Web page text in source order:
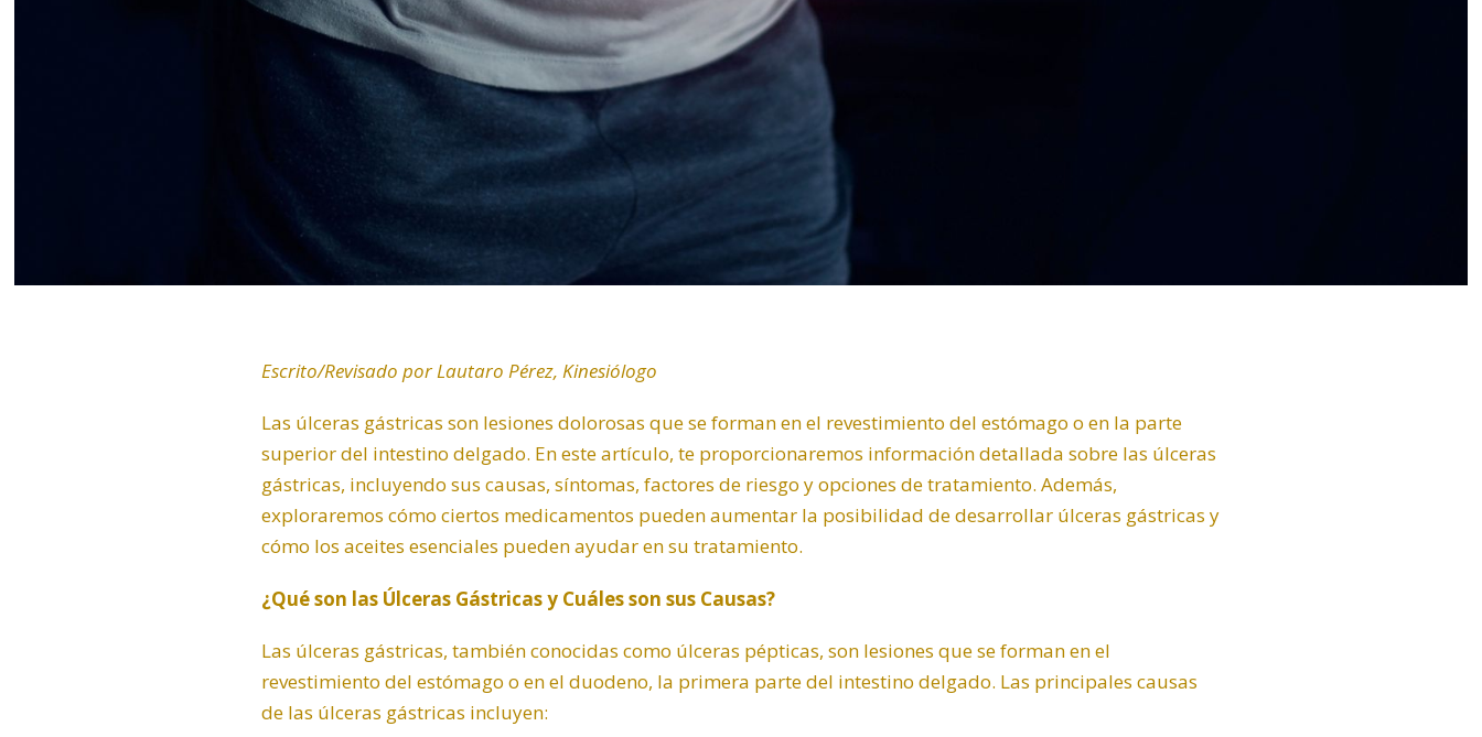
Escrito/Revisado por Lautaro Pérez, Kinesiólogo
Las úlceras gástricas son lesiones dolorosas que se forman en el revestimiento del estómago o en la parte
superior del intestino delgado. En este artículo, te proporcionaremos información detallada sobre las úlceras
gástricas, incluyendo sus causas, síntomas, factores de riesgo y opciones de tratamiento. Además,
exploraremos cómo ciertos medicamentos pueden aumentar la posibilidad de desarrollar úlceras gástricas y
cómo los aceites esenciales pueden ayudar en su tratamiento.
¿Qué son las Úlceras Gástricas y Cuáles son sus Causas?
Las úlceras gástricas, también conocidas como úlceras pépticas, son lesiones que se forman en el
revestimiento del estómago o en el duodeno, la primera parte del intestino delgado. Las principales causas
de las úlceras gástricas incluyen: